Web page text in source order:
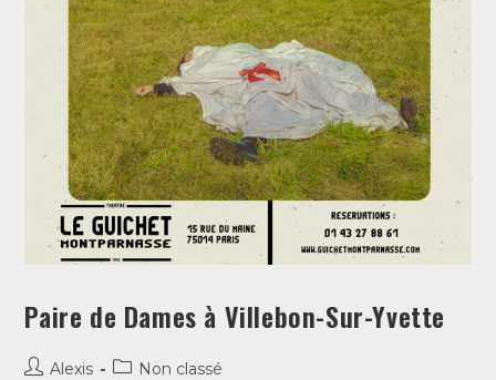
Paire de Dames à Villebon-Sur-Yvette
Alexis Non classé